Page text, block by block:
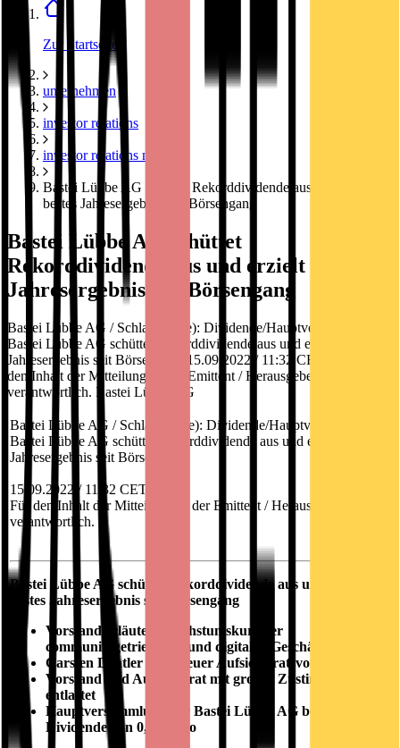
Zur Startseite
unternehmen
investor relations
investor relations news
Bastei Lübbe AG schüttet Rekorddividende aus und erzielt
bestes Jahresergebnis seit Börsengang
Bastei Lübbe AG schüttet
Rekorddividende aus und erzielt bestes
Jahresergebnis seit Börsengang
Bastei Lübbe AG / Schlagwort(e): Dividende/Hauptversammlung
Bastei Lübbe AG schüttet Rekorddividende aus und erzielt bestes
Jahresergebnis seit Börsengang 15.09.2022 / 11:32 CET/CEST Für
den Inhalt der Mitteilung ist der Emittent / Herausgeber
verantwortlich. Bastei Lübbe AG
Bastei Lübbe AG / Schlagwort(e): Dividende/Hauptversammlung
Bastei Lübbe AG schüttet Rekorddividende aus und erzielt bestes
Jahresergebnis seit Börsengang
15.09.2022 / 11:32 CET/CEST
Für den Inhalt der Mitteilung ist der Emittent / Herausgeber
verantwortlich.
Bastei Lübbe AG schüttet Rekorddividende aus und erzielt
bestes Jahresergebnis seit Börsengang
Vorstand erläutert Wachstumskurs der
communitygetriebenen und digitalen Geschäftsmodelle
Carsten Dentler wird neuer Aufsichtsratsvorsitzender
Vorstand und Aufsichtsrat mit großer Zustimmung
entlastet
Hauptversammlung der Bastei Lübbe AG beschließt
Dividende von 0,40 Euro